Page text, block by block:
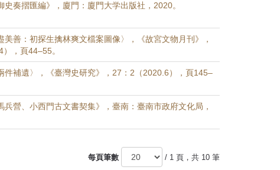
史奏摺匯編》，廈門：廈門大学出版社，2020。
美善：初探生擒林爽文檔案圖像〉，《故宮文物月刊》，
，頁44–55。
件補遺〉，《臺灣史研究》，27：2（2020.6），頁145–
兵營、小西門古文書契集》，臺南：臺南市政府文化局，
每頁筆數 / 1 頁，共 10 筆